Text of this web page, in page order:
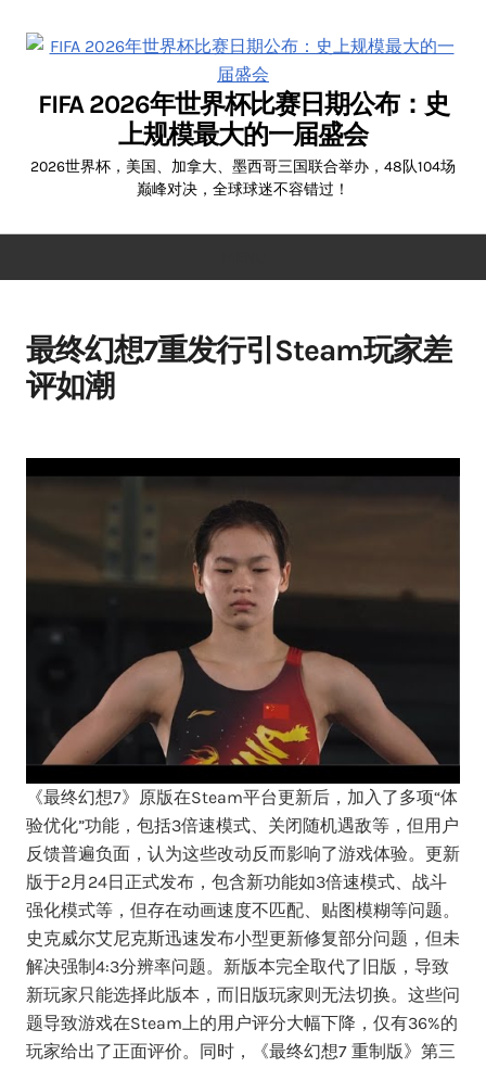
FIFA 2026年世界杯比赛日期公布：史
上规模最大的一届盛会
2026世界杯，美国、加拿大、墨西哥三国联合举办，48队104场
巅峰对决，全球球迷不容错过！
最终幻想7重发行引Steam玩家差
评如潮
《最终幻想7》原版在Steam平台更新后，加入了多项“体
验优化”功能，包括3倍速模式、关闭随机遇敌等，但用户
反馈普遍负面，认为这些改动反而影响了游戏体验。更新
版于2月24日正式发布，包含新功能如3倍速模式、战斗
强化模式等，但存在动画速度不匹配、贴图模糊等问题。
史克威尔艾尼克斯迅速发布小型更新修复部分问题，但未
解决强制4:3分辨率问题。新版本完全取代了旧版，导致
新玩家只能选择此版本，而旧版玩家则无法切换。这些问
题导致游戏在Steam上的用户评分大幅下降，仅有36%的
玩家给出了正面评价。同时，《最终幻想7 重制版》第三